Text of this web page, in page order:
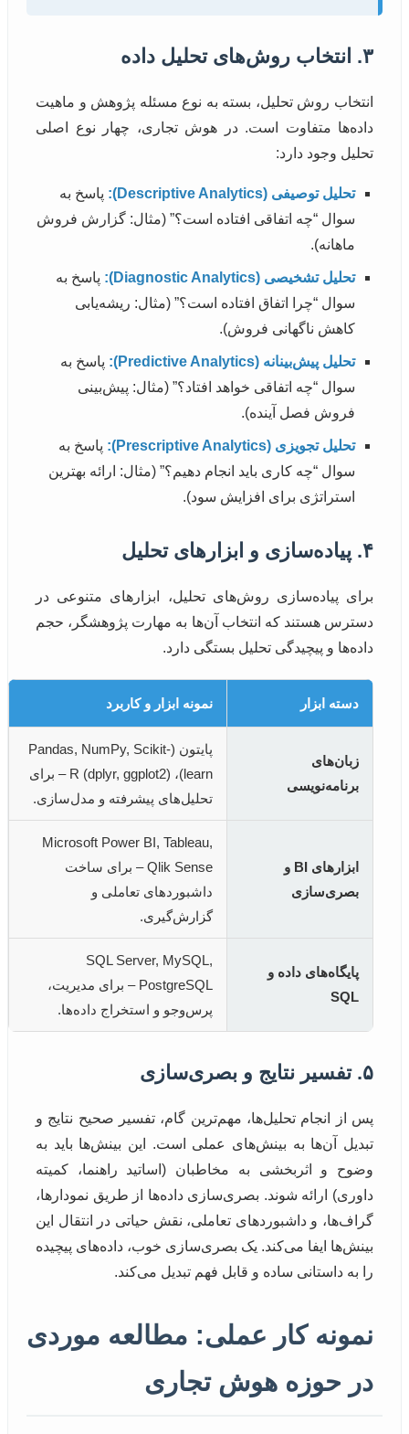
۳. انتخاب روش‌های تحلیل داده
انتخاب روش تحلیل، بسته به نوع مسئله پژوهش و ماهیت
داده‌ها متفاوت است. در هوش تجاری، چهار نوع اصلی
تحلیل وجود دارد:
تحلیل توصیفی (Descriptive Analytics):
پاسخ به
سوال “چه اتفاقی افتاده است؟” (مثال: گزارش فروش
ماهانه).
تحلیل تشخیصی (Diagnostic Analytics):
پاسخ به
سوال “چرا اتفاق افتاده است؟” (مثال: ریشه‌یابی
کاهش ناگهانی فروش).
تحلیل پیش‌بینانه (Predictive Analytics):
پاسخ به
سوال “چه اتفاقی خواهد افتاد؟” (مثال: پیش‌بینی
فروش فصل آینده).
تحلیل تجویزی (Prescriptive Analytics):
پاسخ به
سوال “چه کاری باید انجام دهیم؟” (مثال: ارائه بهترین
استراتژی برای افزایش سود).
۴. پیاده‌سازی و ابزارهای تحلیل
برای پیاده‌سازی روش‌های تحلیل، ابزارهای متنوعی در
دسترس هستند که انتخاب آن‌ها به مهارت پژوهشگر، حجم
داده‌ها و پیچیدگی تحلیل بستگی دارد.
دسته ابزار نمونه ابزار و کاربرد
زبان‌های
برنامه‌نویسی
پایتون (Pandas, NumPy, Scikit-
learn)، R (dplyr, ggplot2) – برای
تحلیل‌های پیشرفته و مدل‌سازی.
ابزارهای BI و
بصری‌سازی
Microsoft Power BI, Tableau,
Qlik Sense – برای ساخت
داشبوردهای تعاملی و
گزارش‌گیری.
پایگاه‌های داده و
SQL
SQL Server, MySQL,
PostgreSQL – برای مدیریت،
پرس‌وجو و استخراج داده‌ها.
۵. تفسیر نتایج و بصری‌سازی
پس از انجام تحلیل‌ها، مهم‌ترین گام، تفسیر صحیح نتایج و
تبدیل آن‌ها به بینش‌های عملی است. این بینش‌ها باید به
وضوح و اثربخشی به مخاطبان (اساتید راهنما، کمیته
داوری) ارائه شوند. بصری‌سازی داده‌ها از طریق نمودارها،
گراف‌ها، و داشبوردهای تعاملی، نقش حیاتی در انتقال این
بینش‌ها ایفا می‌کند. یک بصری‌سازی خوب، داده‌های پیچیده
را به داستانی ساده و قابل فهم تبدیل می‌کند.
نمونه کار عملی: مطالعه موردی
در حوزه هوش تجاری